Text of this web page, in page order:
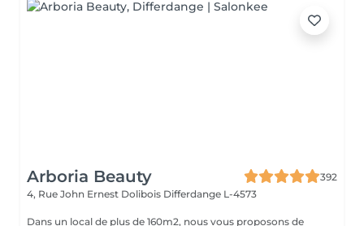
Arboria Beauty
392
4, Rue John Ernest Dolibois Differdange L-4573
Dans un local de plus de 160m2, nous vous proposons de